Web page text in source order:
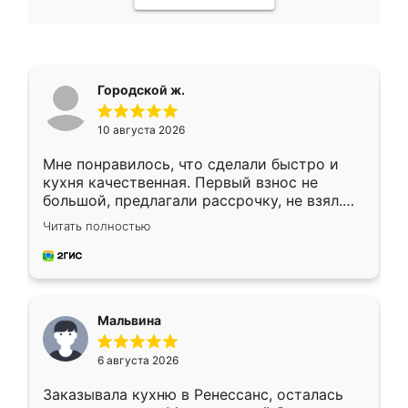
Городской ж.
10 августа 2026
Мне понравилось, что сделали быстро и
кухня качественная. Первый взнос не
большой, предлагали рассрочку, не взял.
Ждал меньше месяца, сборщик с прямыми
руками. По цене вышло адекватно.
Рекомендую!
Читать полностью
Мальвина
6 августа 2026
Заказывала кухню в Ренессанс, осталась